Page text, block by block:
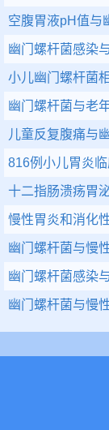
空腹胃液pH值与
幽门螺杆菌感染
小儿幽门螺杆菌
幽门螺杆菌与老
儿童反复腹痛与
816例小儿胃炎
十二指肠溃疡胃
慢性胃炎和消化
幽门螺杆菌与慢
幽门螺杆菌感染
幽门螺杆菌与慢